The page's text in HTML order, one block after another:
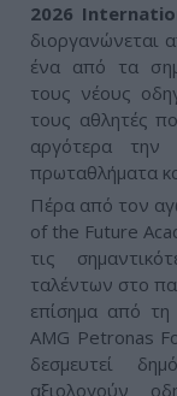
2026
διοργανώνεται
ένα από τα
τους νέους
τους αθλητές
αργότερα την
πρωταθλήματα
Πέρα από τον
of the Future
τις
ταλέντων στο
επίσημα από τη
AMG Petronas
δεσμευτεί
αξιολογούν